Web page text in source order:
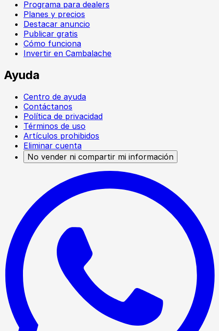
Programa para dealers
Planes y precios
Destacar anuncio
Publicar gratis
Cómo funciona
Invertir en Cambalache
Ayuda
Centro de ayuda
Contáctanos
Política de privacidad
Términos de uso
Artículos prohibidos
Eliminar cuenta
No vender ni compartir mi información